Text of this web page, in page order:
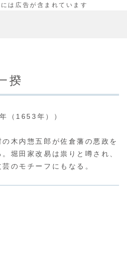
揆
（1653年））
木内惣五郎が佐倉藩の悪政を
堀田家改易は祟りと噂され、
のモチーフにもなる。